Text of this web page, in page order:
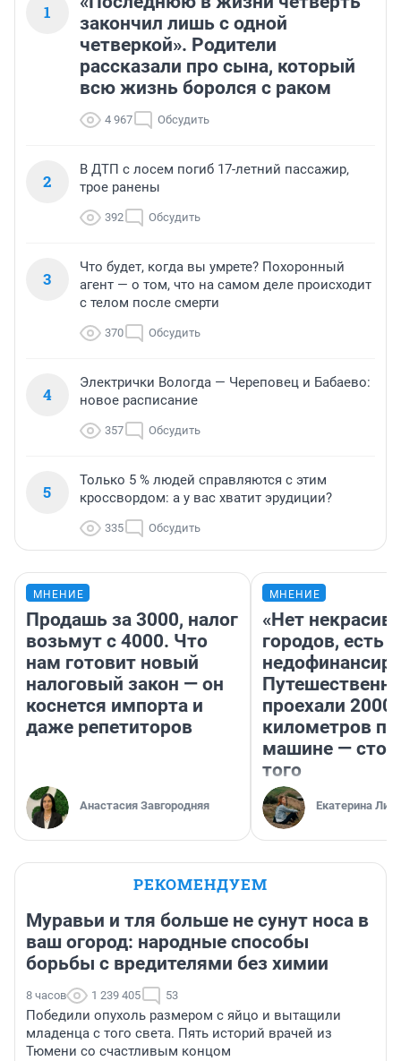
1
закончил лишь с одной
четверкой». Родители
рассказали про сына, который
всю жизнь боролся с раком
4 967 Обсудить
2
В ДТП с лосем погиб 17-летний пассажир,
трое ранены
392 Обсудить
3
Что будет, когда вы умрете? Похоронный
агент — о том, что на самом деле происходит
с телом после смерти
370 Обсудить
4
Электрички Вологда — Череповец и Бабаево:
новое расписание
357 Обсудить
5
Только 5 % людей справляются с этим
кроссвордом: а у вас хватит эрудиции?
335 Обсудить
МНЕНИЕ
Продашь за 3000, налог
возьмут с 4000. Что
нам готовит новый
налоговый закон — он
коснется импорта и
даже репетиторов
Анастасия Завгородняя
МНЕНИЕ
«Нет
городов, есть
проехали 2000
километров по
машине —
того
Екатерина
РЕКОМЕНДУЕМ
Муравьи и тля больше не сунут носа в
ваш огород: народные способы
борьбы с вредителями без химии
8 часов 1 239 405 53
Победили опухоль размером с яйцо и вытащили
младенца с того света. Пять историй врачей из
Тюмени со счастливым концом